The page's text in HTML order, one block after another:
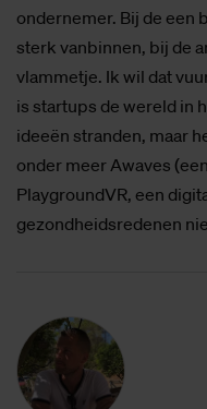
ondernemer. Bij de een
sterk vanbinnen, bij de
vlammetje. Ik wil dat
is startups de wereld in
ideeën stranden, maar
onder meer Awaves
PlaygroundVR, een
gezondheidsredenen